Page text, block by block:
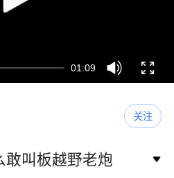
01:09
关注
敢叫板越野老炮